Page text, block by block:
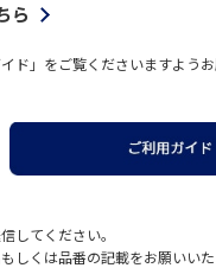
ら
ド」をご覧くださいますようお
してください。
しくは品番の記載をお願いいた